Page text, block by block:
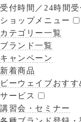
受付時間／ 24時間受
ショップメニュー
カテゴリー一覧
ブランド一覧
キャンペーン
新着商品
ビーウェイブおすす
サービス
講習会・セミナー